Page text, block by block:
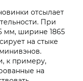
отсылает
При
мм, ширине 1865
на стыке
к примеру,
на